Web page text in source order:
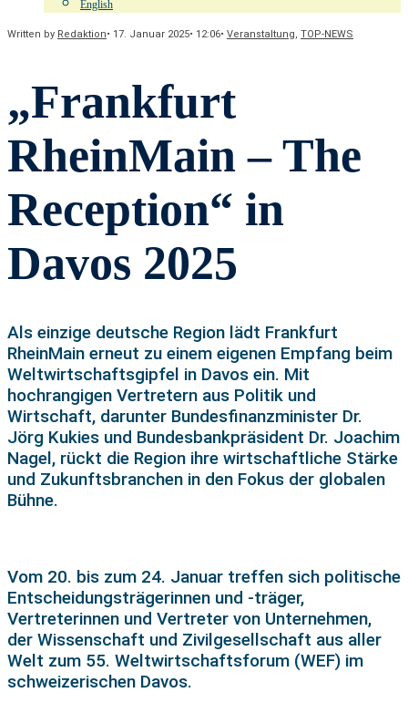
English
Written by Redaktion• 17. Januar 2025• 12:06• Veranstaltung, TOP-NEWS
„Frankfurt
RheinMain – The
Reception“ in
Davos 2025
Als einzige deutsche Region lädt Frankfurt
RheinMain erneut zu einem eigenen Empfang beim
Weltwirtschaftsgipfel in Davos ein. Mit
hochrangigen Vertretern aus Politik und
Wirtschaft, darunter Bundesfinanzminister Dr.
Jörg Kukies und Bundesbankpräsident Dr. Joachim
Nagel, rückt die Region ihre wirtschaftliche Stärke
und Zukunftsbranchen in den Fokus der globalen
Bühne.
Vom 20. bis zum 24. Januar treffen sich politische
Entscheidungsträgerinnen und -träger,
Vertreterinnen und Vertreter von Unternehmen,
der Wissenschaft und Zivilgesellschaft aus aller
Welt zum 55. Weltwirtschaftsforum (WEF) im
schweizerischen Davos.